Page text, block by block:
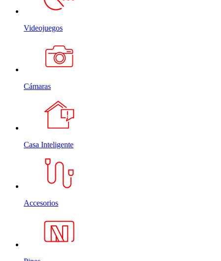
Videojuegos
Cámaras
Casa Inteligente
Accesorios